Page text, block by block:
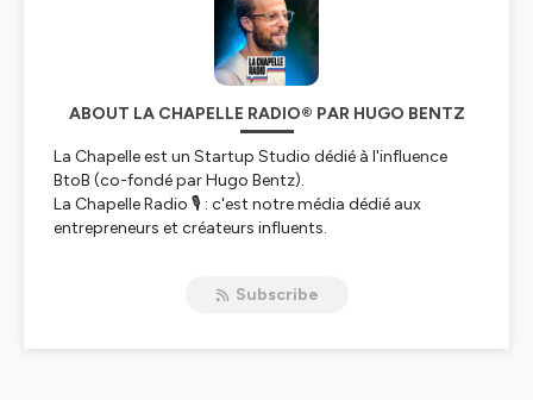
ABOUT LA CHAPELLE RADIO® PAR HUGO BENTZ
La Chapelle est un Startup Studio dédié à l'influence
BtoB (co-fondé par Hugo Bentz).
La Chapelle Radio 🎙️ : c'est notre média dédié aux
entrepreneurs et créateurs influents.
d'entrepreneurs à succès.Subscribe